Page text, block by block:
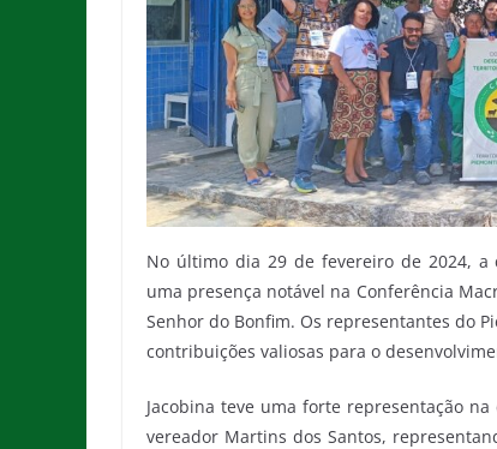
No último dia 29 de fevereiro de 2024,
uma presença notável na Conferência
Senhor do Bonfim. Os representantes do
contribuições valiosas para o
Jacobina teve uma forte representação
vereador Martins dos Santos,